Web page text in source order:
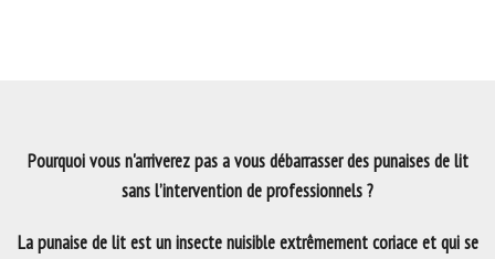
Pourquoi vous n'arriverez pas a vous débarrasser des punaises de lit
sans l’intervention de professionnels ?
La punaise de lit est un insecte nuisible extrêmement coriace et qui se